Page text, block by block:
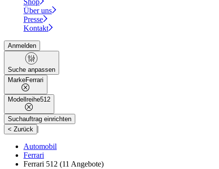
Shop
Über uns
Presse
Kontakt
Anmelden
Suche anpassen
MarkeFerrari
Modellreihe512
Suchauftrag einrichten
< Zurück |
Automobil
Ferrari
Ferrari 512 (11 Angebote)